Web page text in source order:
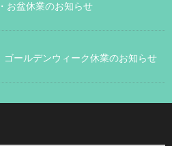
お盆休業のお知らせ
ールデンウィーク休業のお知らせ